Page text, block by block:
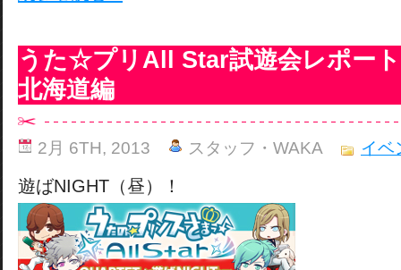
うた☆プリAll Star試遊会レポー
北海道編
2月 6TH, 2013 スタッフ・WAKA イベ
遊ばNIGHT（昼）！